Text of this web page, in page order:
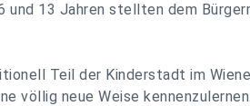
und 13 Jahren stellten dem
Teil der Kinderstadt im
völlig neue Weise